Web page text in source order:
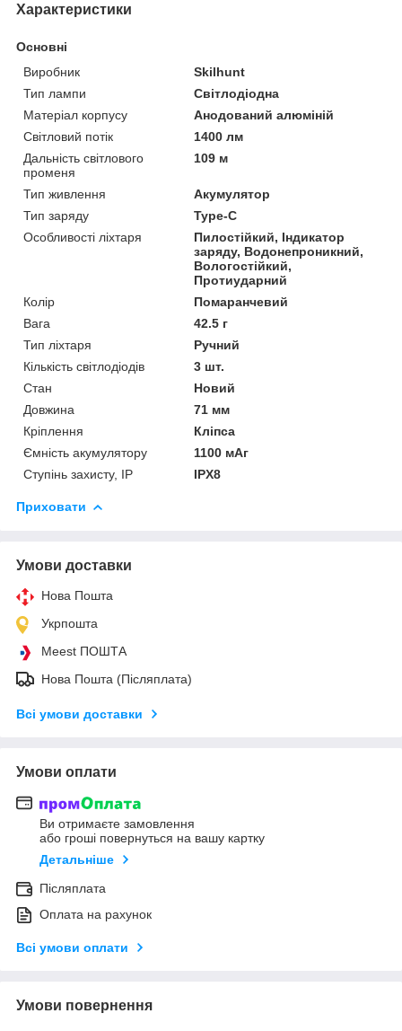
Характеристики
Основні
Виробник
Skilhunt
Тип лампи
Світлодіодна
Матеріал корпусу
Анодований алюміній
Світловий потік
1400 лм
Дальність світлового
променя
109 м
Тип живлення
Акумулятор
Тип заряду
Type-C
Особливості ліхтаря
Пилостійкий, Індикатор
заряду, Водонепроникний,
Вологостійкий,
Протиударний
Колір
Помаранчевий
Вага
42.5 г
Тип ліхтаря
Ручний
Кількість світлодіодів
3 шт.
Стан
Новий
Довжина
71 мм
Кріплення
Кліпса
Ємність акумулятору
1100 мАг
Ступінь захисту, IP
IPX8
Приховати
Умови доставки
Нова Пошта
Укрпошта
Meest ПОШТА
Нова Пошта (Післяплата)
Всі умови доставки
Умови оплати
Ви отримаєте замовлення
або гроші повернуться на вашу картку
Детальніше
Післяплата
Оплата на рахунок
Всі умови оплати
Умови повернення